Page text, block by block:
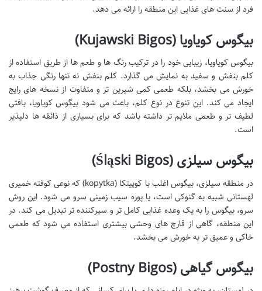
فرد از سنت های غذایی این منطقه را ارائه می دهد.
بیگوس کویاویا (Kujawski Bigos)
بیگوس کویاویا، زیبایی خود را در ترکیب رنگ ها و طعم ها از طریق استفاده از
کلم بنفش و سفید به نمایش می گذارد. کلم بنفش نه تنها رنگی جذاب به
خورش می بخشد، بلکه طعمی کمی شیرین تر و متفاوت از نسخه های رایج
ایجاد می کند. این تنوع در نوع کلم، باعث می شود بیگوس کویاویا، بافتی
لطیف تر و طعمی ملایم تر داشته باشد که برای بسیاری از ذائقه ها دلپذیر
است.
بیگوس سیلزی (Śląski Bigos)
در منطقه سیلزی، بیگوس اغلب با کوپیتکا (kopytka) که نوعی کوفته خمیری
لهستانی شبیه به گنوکی است، یا پوره سیب زمینی سرو می شود. این روش
سرو، بیگوس را به یک وعده غذایی کامل تر و سیرکننده تر تبدیل می کند. در
این منطقه، گاهی از قارچ های وحشی بیشتری استفاده می شود که طعمی
خاکی و عمیق تر به خورش می بخشد.
بیگوس گیاهی (Postny Bigos)